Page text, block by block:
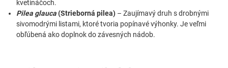
kvetináčoch.
Pilea glauca(Strieborná pilea) – Zaujímavý druh s drobnými
sivomodrými listami, ktoré tvoria popínavé výhonky. Je veľmi
obľúbená ako doplnok do závesných nádob.